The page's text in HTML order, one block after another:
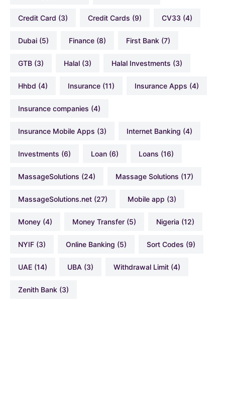
Credit Card (3) Credit Cards (9) CV33 (4)
Dubai (5) Finance (8) First Bank (7)
GTB (3) Halal (3) Halal Investments (3)
hhbd (4) Insurance (11) Insurance Apps (4)
Insurance companies (4)
Insurance Mobile Apps (3) Internet Banking (4)
Investments (6) Loan (6) Loans (16)
MassageSolutions (24) Massage Solutions (17)
MassageSolutions.net (27) Mobile app (3)
Money (4) Money Transfer (5) Nigeria (12)
NYIF (3) Online Banking (5) Sort Codes (9)
UAE (14) UBA (3) Withdrawal Limit (4)
Zenith Bank (3)